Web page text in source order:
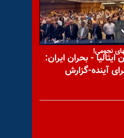
بی‌پایان فساد و
نجومی!
- بحران ایران:
آینده-گزارش